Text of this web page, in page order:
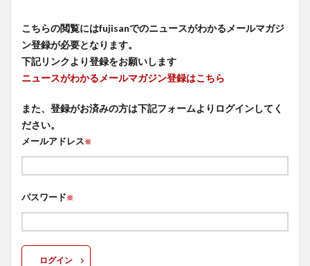
こちらの閲覧にはfujisanでのニュースがわかるメールマガジ
ン登録が必要となります。
下記リンクより登録をお願いします
ニュースがわかるメールマガジン登録はこちら
また、登録がお済みの方は下記フォームよりログインしてく
ださい。
メールアドレス※
パスワード※
ログイン